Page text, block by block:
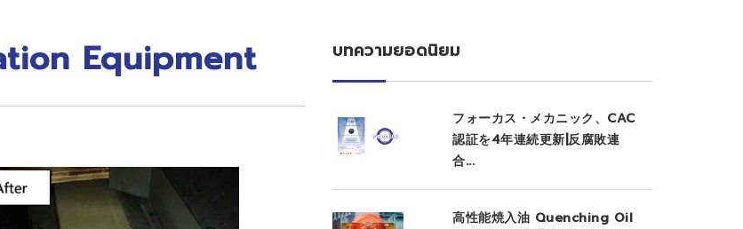
Equipment บทความยอดนิยม
フォーカス・メカニック、CAC
認証を4年連続更新|反腐敗連
合...
高性能焼入油 Quenching Oil